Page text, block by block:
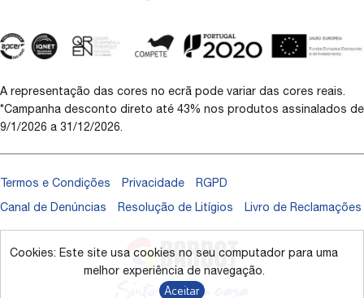
Cookies: Este site usa cookies no seu computador para uma
melhor experiência de navegação.
Aceitar
A representação das cores no ecrã pode variar das cores reais.
*Campanha desconto direto até 43% nos produtos assinalados de
9/1/2026 a 31/12/2026.
Termos e Condições Privacidade RGPD
Canal de Denúncias Resolução de Litígios Livro de Reclamações